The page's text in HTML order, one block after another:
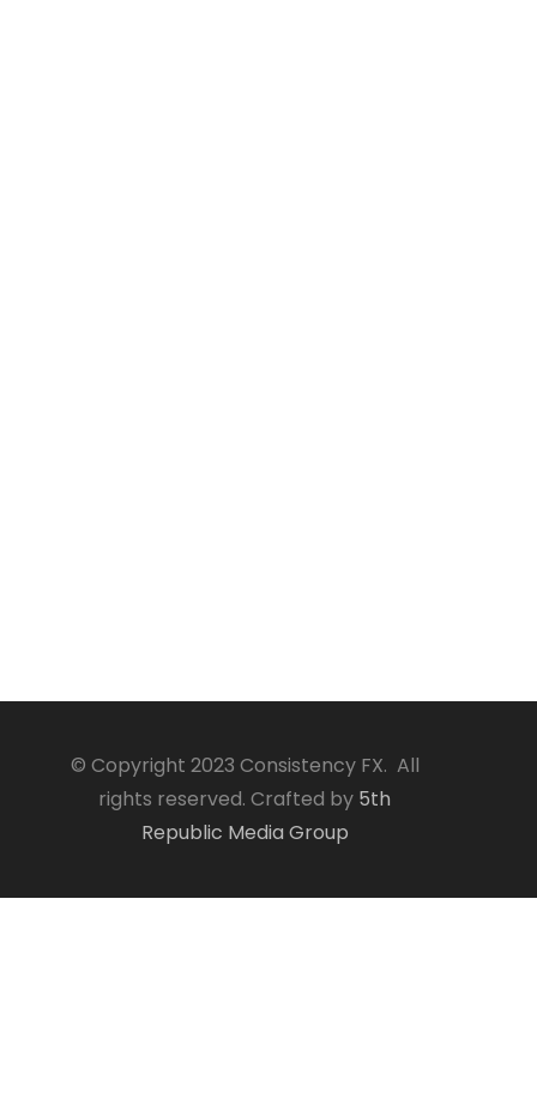
© Copyright 2023 Consistency FX. All
rights reserved. Crafted by 5th
Republic Media Group